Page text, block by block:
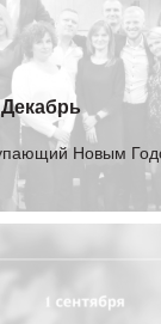
Декабрь
Новым